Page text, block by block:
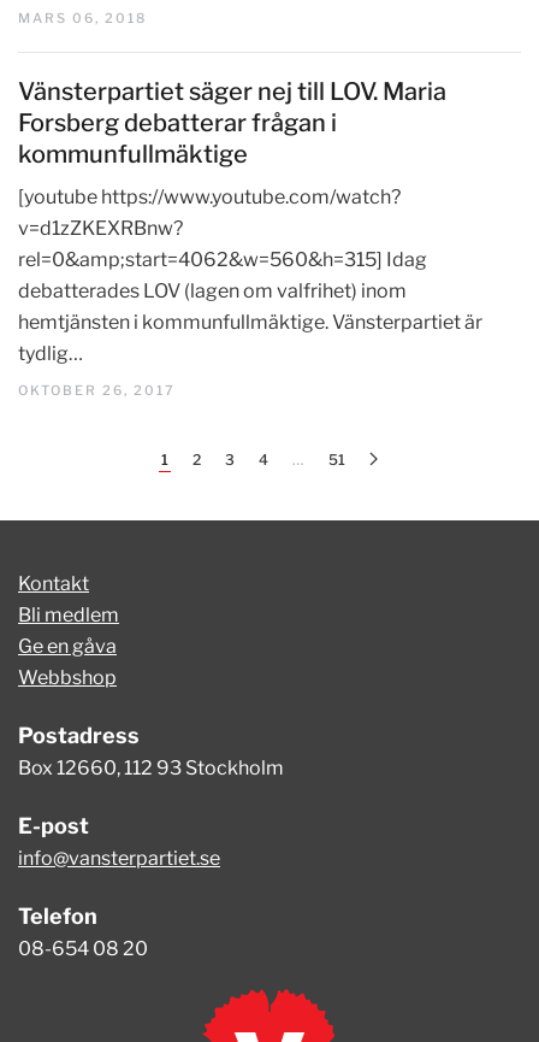
MARS 06, 2018
Vänsterpartiet säger nej till LOV. Maria
Forsberg debatterar frågan i
kommunfullmäktige
[youtube https://www.youtube.com/watch?
v=d1zZKEXRBnw?
rel=0&amp;start=4062&w=560&h=315] Idag
debatterades LOV (lagen om valfrihet) inom
hemtjänsten i kommunfullmäktige. Vänsterpartiet är
tydlig…
OKTOBER 26, 2017
1 2 3 4 … 51
Kontakt
Bli medlem
Ge en gåva
Webbshop
Postadress
Box 12660, 112 93 Stockholm
E-post
info@vansterpartiet.se
Telefon
08-654 08 20